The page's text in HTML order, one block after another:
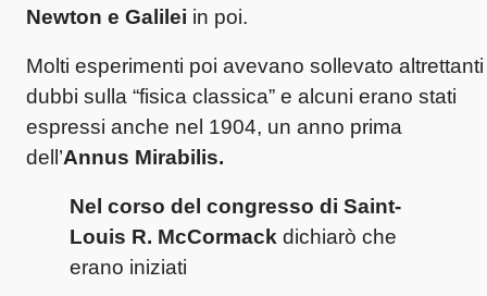
Newton e Galilei in poi.
Molti esperimenti poi avevano sollevato altrettanti
dubbi sulla “fisica classica” e alcuni erano stati
espressi anche nel 1904, un anno prima
dell’Annus Mirabilis.
Nel corso del congresso di Saint-
Louis R. McCormack dichiarò che
erano iniziati